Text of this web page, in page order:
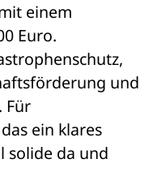
einem
Euro.
und
Für
ein klares
solide da und